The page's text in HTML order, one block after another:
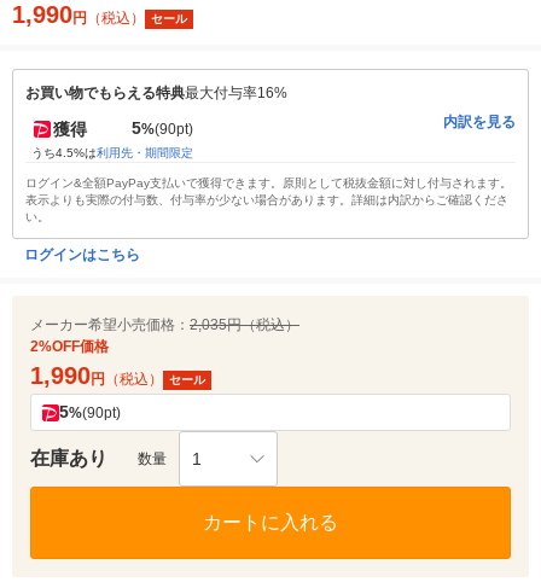
1,990円 （税込） セール
お買い物でもらえる特典最大付与率16%
獲得 5%(90pt)
うち4.5%は利用先・期間限定
内訳を見る
ログイン&全額PayPay支払いで獲得できます。原則として税抜金額に対し付与されます。
表示よりも実際の付与数、付与率が少ない場合があります。詳細は内訳からご確認くださ
い。
ログインはこちら
メーカー希望小売価格： 2,035円（税込）
2%OFF価格
1,990円 （税込） セール
5%(90pt)
在庫あり 数量 1
カートに入れる